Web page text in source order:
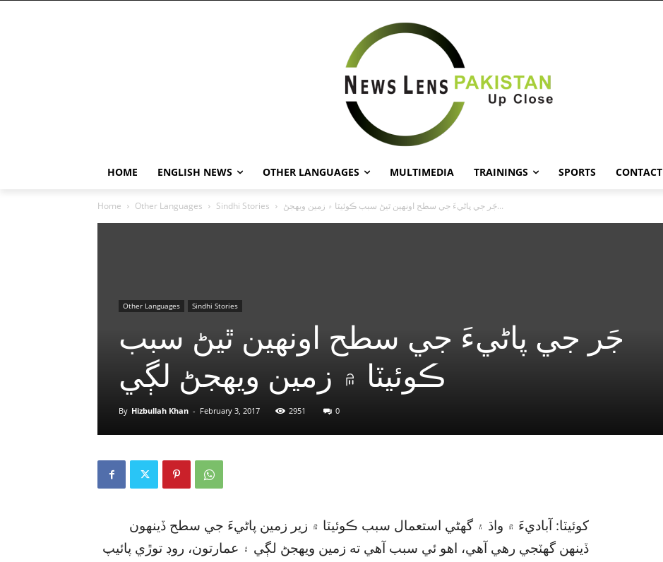
HOME ENGLISH NEWS OTHER LANGUAGES MULTIMEDIA TRAININGS SPORTS CONTACT
Home Other Languages Sindhi Stories جَر جي پاڻيءَ جي سطح اونهين ٿيڻ سبب ڪوئيٽا ۾ زمين ويهجڻ...
Other Languages Sindhi Stories
جَر جي پاڻيءَ جي سطح اونهين ٿيڻ سبب
ڪوئيٽا ۾ زمين ويهجڻ لڳي
By Hizbullah Khan - February 3, 2017 2951 0
کوئيٽا: آباديءَ ۾ واڌ ۽ گھڻي استعمال سبب ڪوئيٽا ۾ زير زمين پاڻيءَ جي سطح ڏينهون
ڏينهن گھٽجي رهي آهي، اهو ئي سبب آهي ته زمين ويهجڻ لڳي ۽ عمارتون، روڊ توڙي پائيپ